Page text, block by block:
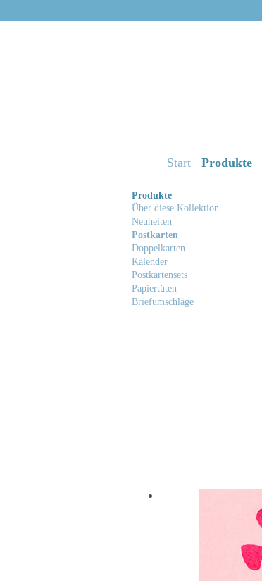
Start Produkte
Produkte
Über diese Kollektion
Neuheiten
Postkarten
Doppelkarten
Kalender
Postkartensets
Papiertüten
Briefumschläge